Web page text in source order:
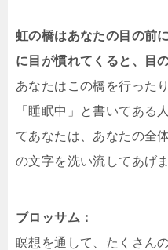
虹の橋はあなたの目の前
に目が慣れてくると、目
あなたはこの橋を行った
「睡眠中」と書いてある
てあなたは、あなたの全
の文字を洗い流してあげま
ブロッサム：
瞑想を通して、たくさん